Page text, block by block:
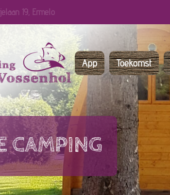
CAMPING
App Toekomst